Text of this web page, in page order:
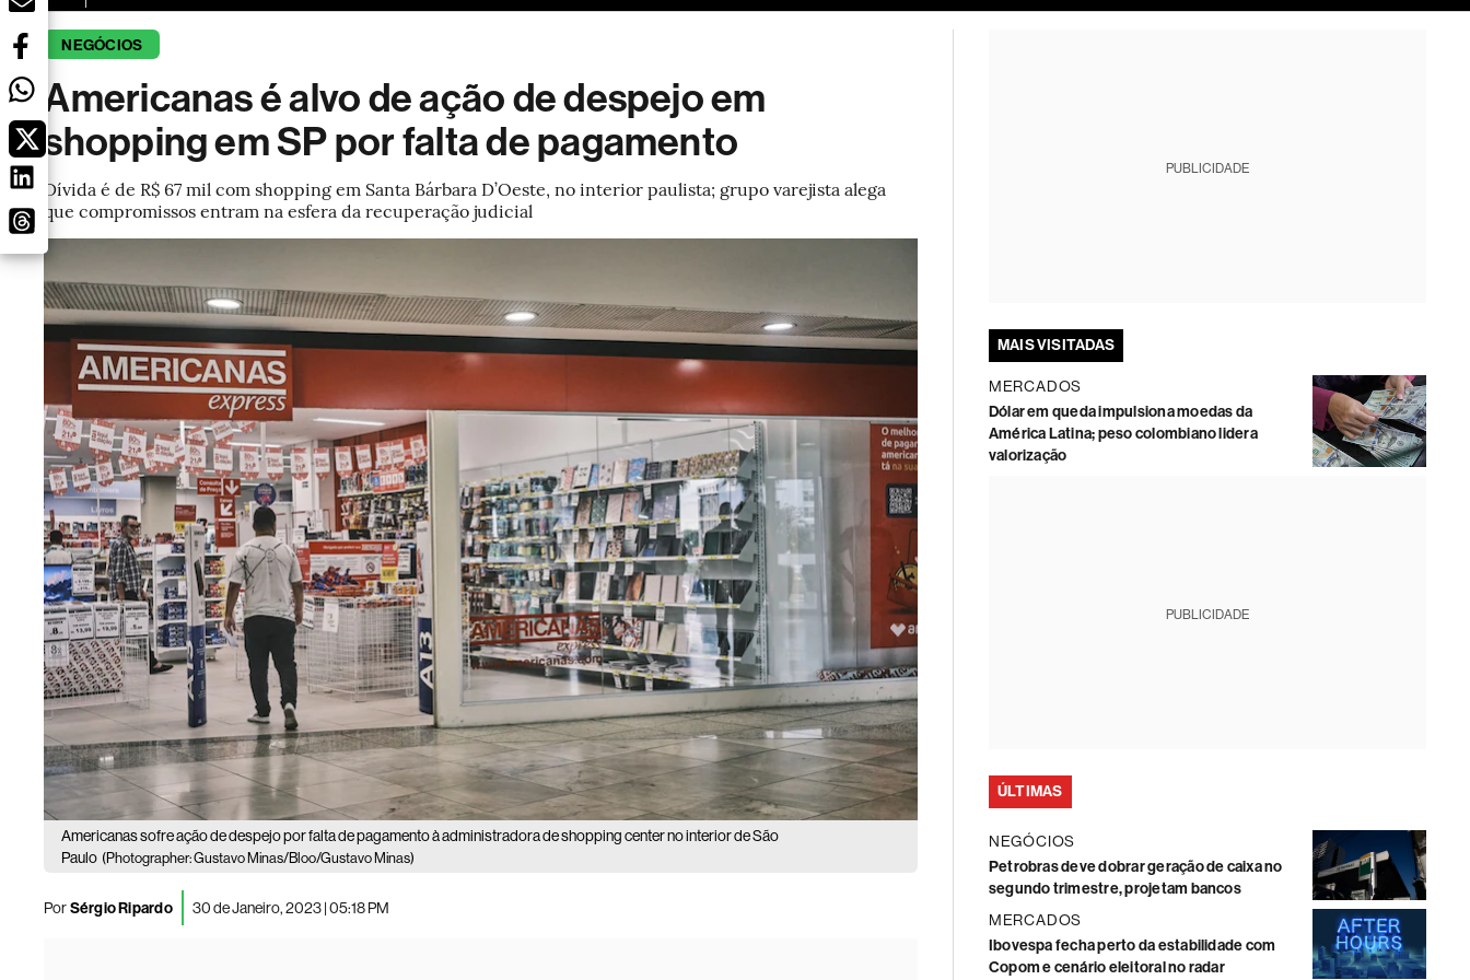
NEGÓCIOS
Americanas é alvo de ação de despejo em
shopping em SP por falta de pagamento
Dívida é de R$ 67 mil com shopping em Santa Bárbara D’Oeste, no interior paulista; grupo varejista alega
que compromissos entram na esfera da recuperação judicial
Americanas sofre ação de despejo por falta de pagamento à administradora de shopping center no interior de São
Paulo (Photographer: Gustavo Minas/Bloo/Gustavo Minas)
PorSérgio Ripardo 30 de Janeiro, 2023 | 05:18 PM
PUBLICIDADE
MAIS VISITADAS
MERCADOS
Dólar em queda impulsiona moedas da
América Latina; peso colombiano lidera
valorização
PUBLICIDADE
ÚLTIMAS
NEGÓCIOS
Petrobras deve dobrar geração de caixa no
segundo trimestre, projetam bancos
MERCADOS
Ibovespa fecha perto da estabilidade com
Copom e cenário eleitoral no radar